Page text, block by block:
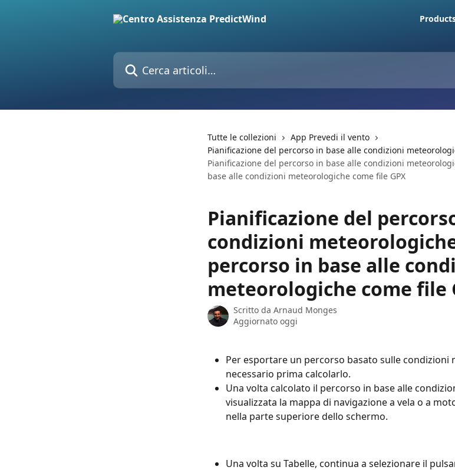
Cerca articoli…
Tutte le collezioni
App Prevedi il vento
Pianificazione del percorso in base alle condizioni
Pianificazione del percorso in base alle condizioni
base alle condizioni meteorologiche come file GPX
Pianificazione del
condizioni
percorso in base alle
meteorologiche come file
Scritto da Arnaud Monges
Aggiornato oggi
Per esportare un percorso basato sulle condizioni
necessario prima calcolarlo.
Una volta calcolato il percorso in base alle
visualizzata la mappa di navigazione a vela o a
nella parte superiore dello schermo.
Una volta su Tabelle, continua a selezionare il